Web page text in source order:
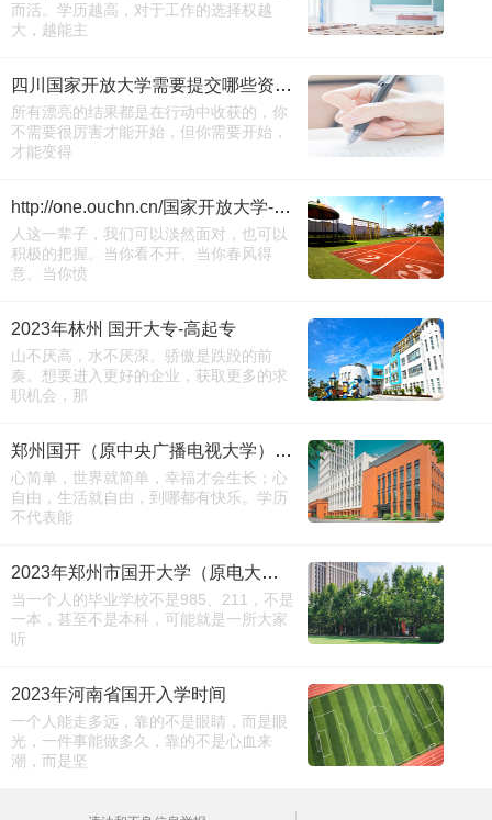
而活。学历越高，对于工作的选择权越
大，越能主
四川国家开放大学需要提交哪些资料？
所有漂亮的结果都是在行动中收获的，你
不需要很厉害才能开始，但你需要开始，
才能变得
http://one.ouchn.cn/国家开放大学-学习网-报名官网
人这一辈子，我们可以淡然面对，也可以
积极的把握。当你看不开、当你春风得
意、当你愤
2023年林州 国开大专-高起专
山不厌高，水不厌深。骄傲是跌跤的前
奏。想要进入更好的企业，获取更多的求
职机会，那
郑州国开（原中央广播电视大学）报名全攻略
心简单，世界就简单，幸福才会生长；心
自由，生活就自由，到哪都有快乐。学历
不代表能
2023年郑州市国开大学（原电大）怎么报名
当一个人的毕业学校不是985、211，不是
一本，甚至不是本科，可能就是一所大家
听
2023年河南省国开入学时间
一个人能走多远，靠的不是眼睛，而是眼
光，一件事能做多久，靠的不是心血来
潮，而是坚